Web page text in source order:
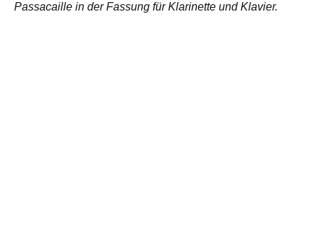
Passacaille in der Fassung für Klarinette und Klavier.